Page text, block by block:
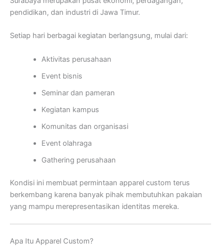
pendidikan, dan industri di Jawa Timur.
Setiap hari berbagai kegiatan berlangsung, mulai dari:
Aktivitas perusahaan
Event bisnis
Seminar dan pameran
Kegiatan kampus
Komunitas dan organisasi
Event olahraga
Gathering perusahaan
Kondisi ini membuat permintaan apparel custom terus
berkembang karena banyak pihak membutuhkan pakaian
yang mampu merepresentasikan identitas mereka.
Apa Itu Apparel Custom?